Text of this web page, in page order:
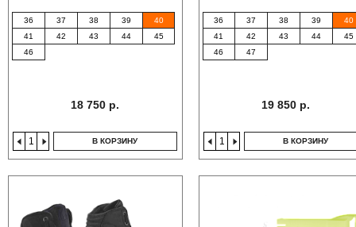
36 37 38 39
40
41
42 43 44
45
46
18 750 р.
В КОРЗИНУ
36 37 38 39
40
41
42 43 44
45
46
47
19 850 р.
В КОРЗИНУ